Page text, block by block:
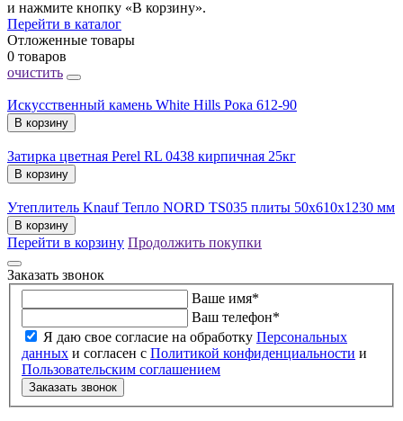
и нажмите кнопку «В корзину».
Перейти в каталог
Отложенные товары
0 товаров
очистить
Искусственный камень White Hills Рока 612-90
В корзину
Затирка цветная Perel RL 0438 кирпичная 25кг
В корзину
Утеплитель Knauf Тепло NORD TS035 плиты 50х610х1230 мм
В корзину
Перейти в корзину Продолжить покупки
Заказать звонок
Ваше имя*
Ваш телефон*
Я даю свое согласие на обработку Персональных
данных и согласен с Политикой конфиденциальности и
Пользовательским соглашением
Заказать звонок